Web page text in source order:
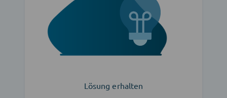
Lösung erhalten